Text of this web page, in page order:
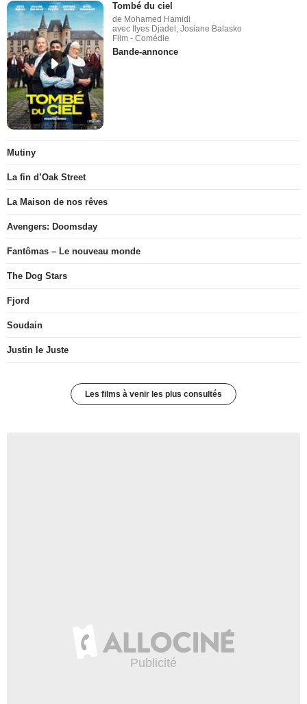
Tombé du ciel
de Mohamed Hamidi
avec Ilyes Djadel, Josiane Balasko
Film - Comédie
Bande-annonce
Mutiny
La fin d’Oak Street
La Maison de nos rêves
Avengers: Doomsday
Fantômas – Le nouveau monde
The Dog Stars
Fjord
Soudain
Justin le Juste
Les films à venir les plus consultés